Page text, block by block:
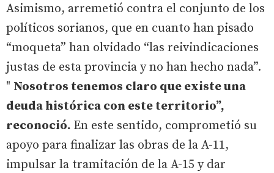
Asimismo, arremetió contra el conjunto de los
políticos sorianos, que en cuanto han pisado
“moqueta” han olvidado “las reivindicaciones
justas de esta provincia y no han hecho nada”.
" Nosotros tenemos claro que existe una
deuda histórica con este territorio”,
reconoció. En este sentido, comprometió su
apoyo para finalizar las obras de la A-11,
impulsar la tramitación de la A-15 y dar